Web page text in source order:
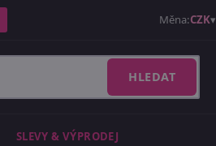
Měna:CZK
HLEDAT
SLEVY & VÝPRODEJ